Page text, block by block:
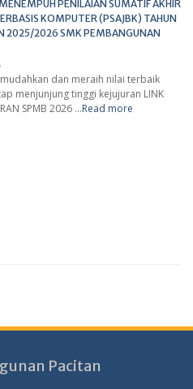
PENILAIAN SUMATIF AKHIR
KOMPUTER (PSAJBK) TAHUN
2025/2026 SMK PEMBANGUNAN
dan meraih nilai terbaik
menjunjung tinggi kejujuran LINK
SPMB 2026 …Read more
Pacitan